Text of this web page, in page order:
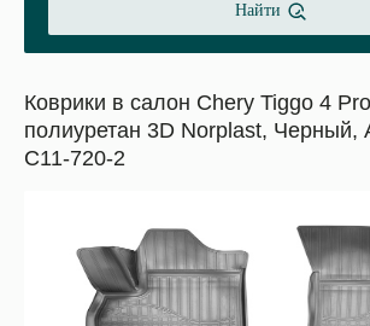
Найти
Коврики в салон Chery Tiggo 4
полиуретан 3D Norplast, Черный,
C11-720-2